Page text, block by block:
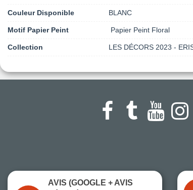
Couleur Disponible BLANC
Motif Papier Peint Papier Peint Floral
Collection LES DÉCORS 2023 -
AVIS (GOOGLE + AVIS